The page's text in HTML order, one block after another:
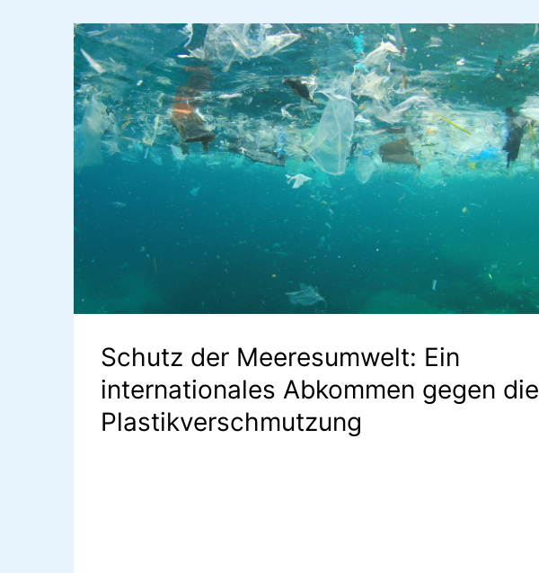
Schutz der Meeresumwelt: Ein
internationales Abkommen gegen die
Plastikverschmutzung